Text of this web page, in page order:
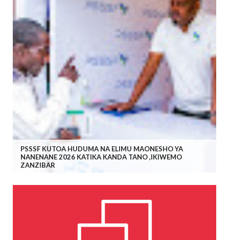
PSSSF KUTOA HUDUMA NA ELIMU MAONESHO YA
NANENANE 2026 KATIKA KANDA TANO ,IKIWEMO
ZANZIBAR